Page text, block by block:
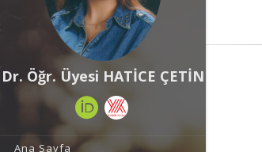
Dr. Öğr. Üyesi HATİCE ÇETİN
Ana Sayfa